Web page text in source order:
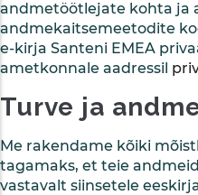
andmetöötlejate kohta ja
andmekaitsemeetodite
e-kirja Santeni EMEA
ametkonnale aadressil
Turve ja
Me rakendame kõiki
tagamaks, et teie
vastavalt siinsetele